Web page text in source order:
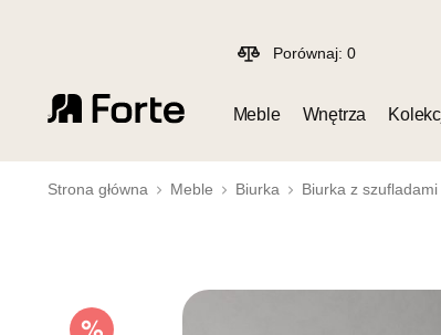
Porównaj: 0
Meble Wnętrza
Strona główna Meble Biurka Biurka z szufladami